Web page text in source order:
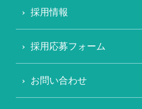
採用情報
採用応募フォーム
お問い合わせ